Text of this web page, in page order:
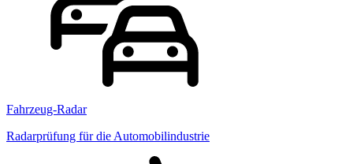
Fahrzeug-Radar
Radarprüfung für die Automobilindustrie